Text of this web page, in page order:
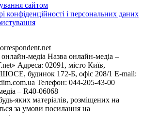
сайтом
конфіденційності і персональних даних
медіа Назва онлайн-медіа –
Адреса: 02091, місто Київ,
будинок 172-Б, офіс 208/1 E-mail:
Телефон: 044-205-43-00
– R40-06068
яких матеріалів, розміщених на
за умови посилання на